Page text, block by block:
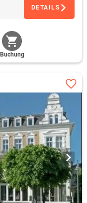
DETAILS
Buchung